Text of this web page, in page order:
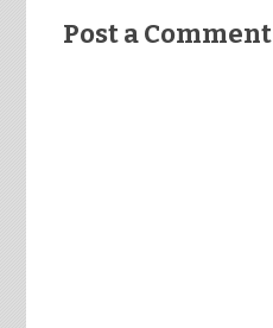
Post a Comment